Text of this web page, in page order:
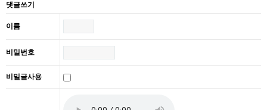
댓글쓰기
이름
비밀번호
비밀글사용